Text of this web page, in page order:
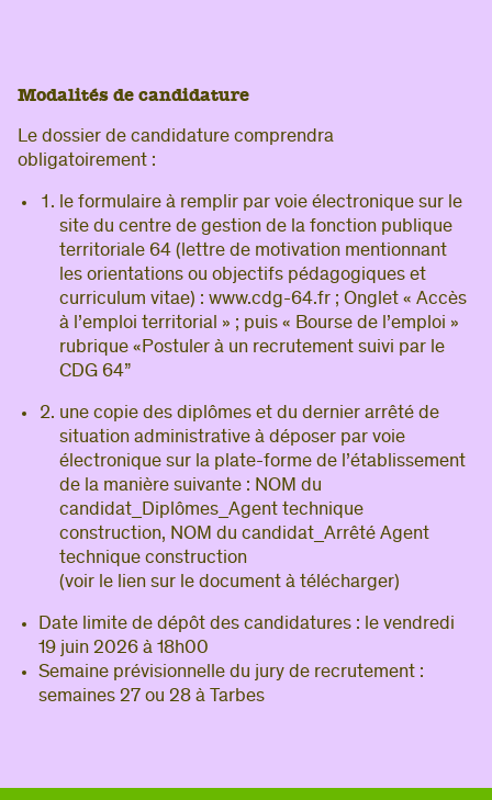
Modalités de candidature
Le dossier de candidature comprendra
obligatoirement :
le formulaire à remplir par voie électronique sur le
site du centre de gestion de la fonction publique
territoriale 64 (lettre de motivation mentionnant
les orientations ou objectifs pédagogiques et
curriculum vitae) : www.cdg-64.fr ; Onglet « Accès
à l’emploi territorial » ; puis « Bourse de l’emploi »
rubrique «Postuler à un recrutement suivi par le
CDG 64”
une copie des diplômes et du dernier arrêté de
situation administrative à déposer par voie
électronique sur la plate-forme de l’établissement
de la manière suivante : NOM du
candidat_Diplômes_Agent technique
construction, NOM du candidat_Arrêté Agent
technique construction
(voir le lien sur le document à télécharger)
Date limite de dépôt des candidatures : le vendredi
19 juin 2026 à 18h00
Semaine prévisionnelle du jury de recrutement :
semaines 27 ou 28 à Tarbes